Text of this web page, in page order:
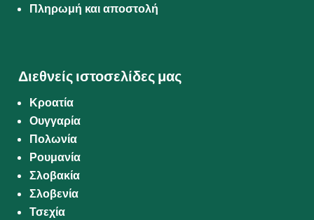
Πληρωμή και αποστολή
Διεθνείς ιστοσελίδες μας
Κροατία
Ουγγαρία
Πολωνία
Ρουμανία
Σλοβακία
Σλοβενία
Τσεχία